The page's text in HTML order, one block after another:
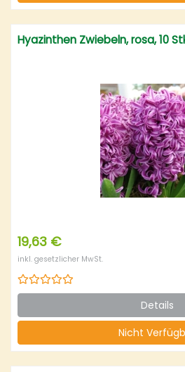
Hyazinthen Zwiebeln, rosa, 10
19,63 €
inkl. gesetzlicher MwSt.
Details
Nicht